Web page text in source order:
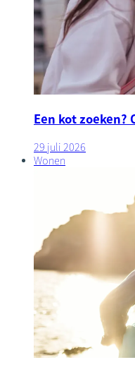
Een kot zoeken?
29 juli 2026
Wonen